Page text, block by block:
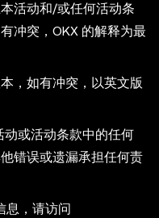
活动和/或任何活动条
冲突，OKX 的解释为最
，如有冲突，以英文版
动或活动条款中的任何
错误或遗漏承担任何责
息，请访问